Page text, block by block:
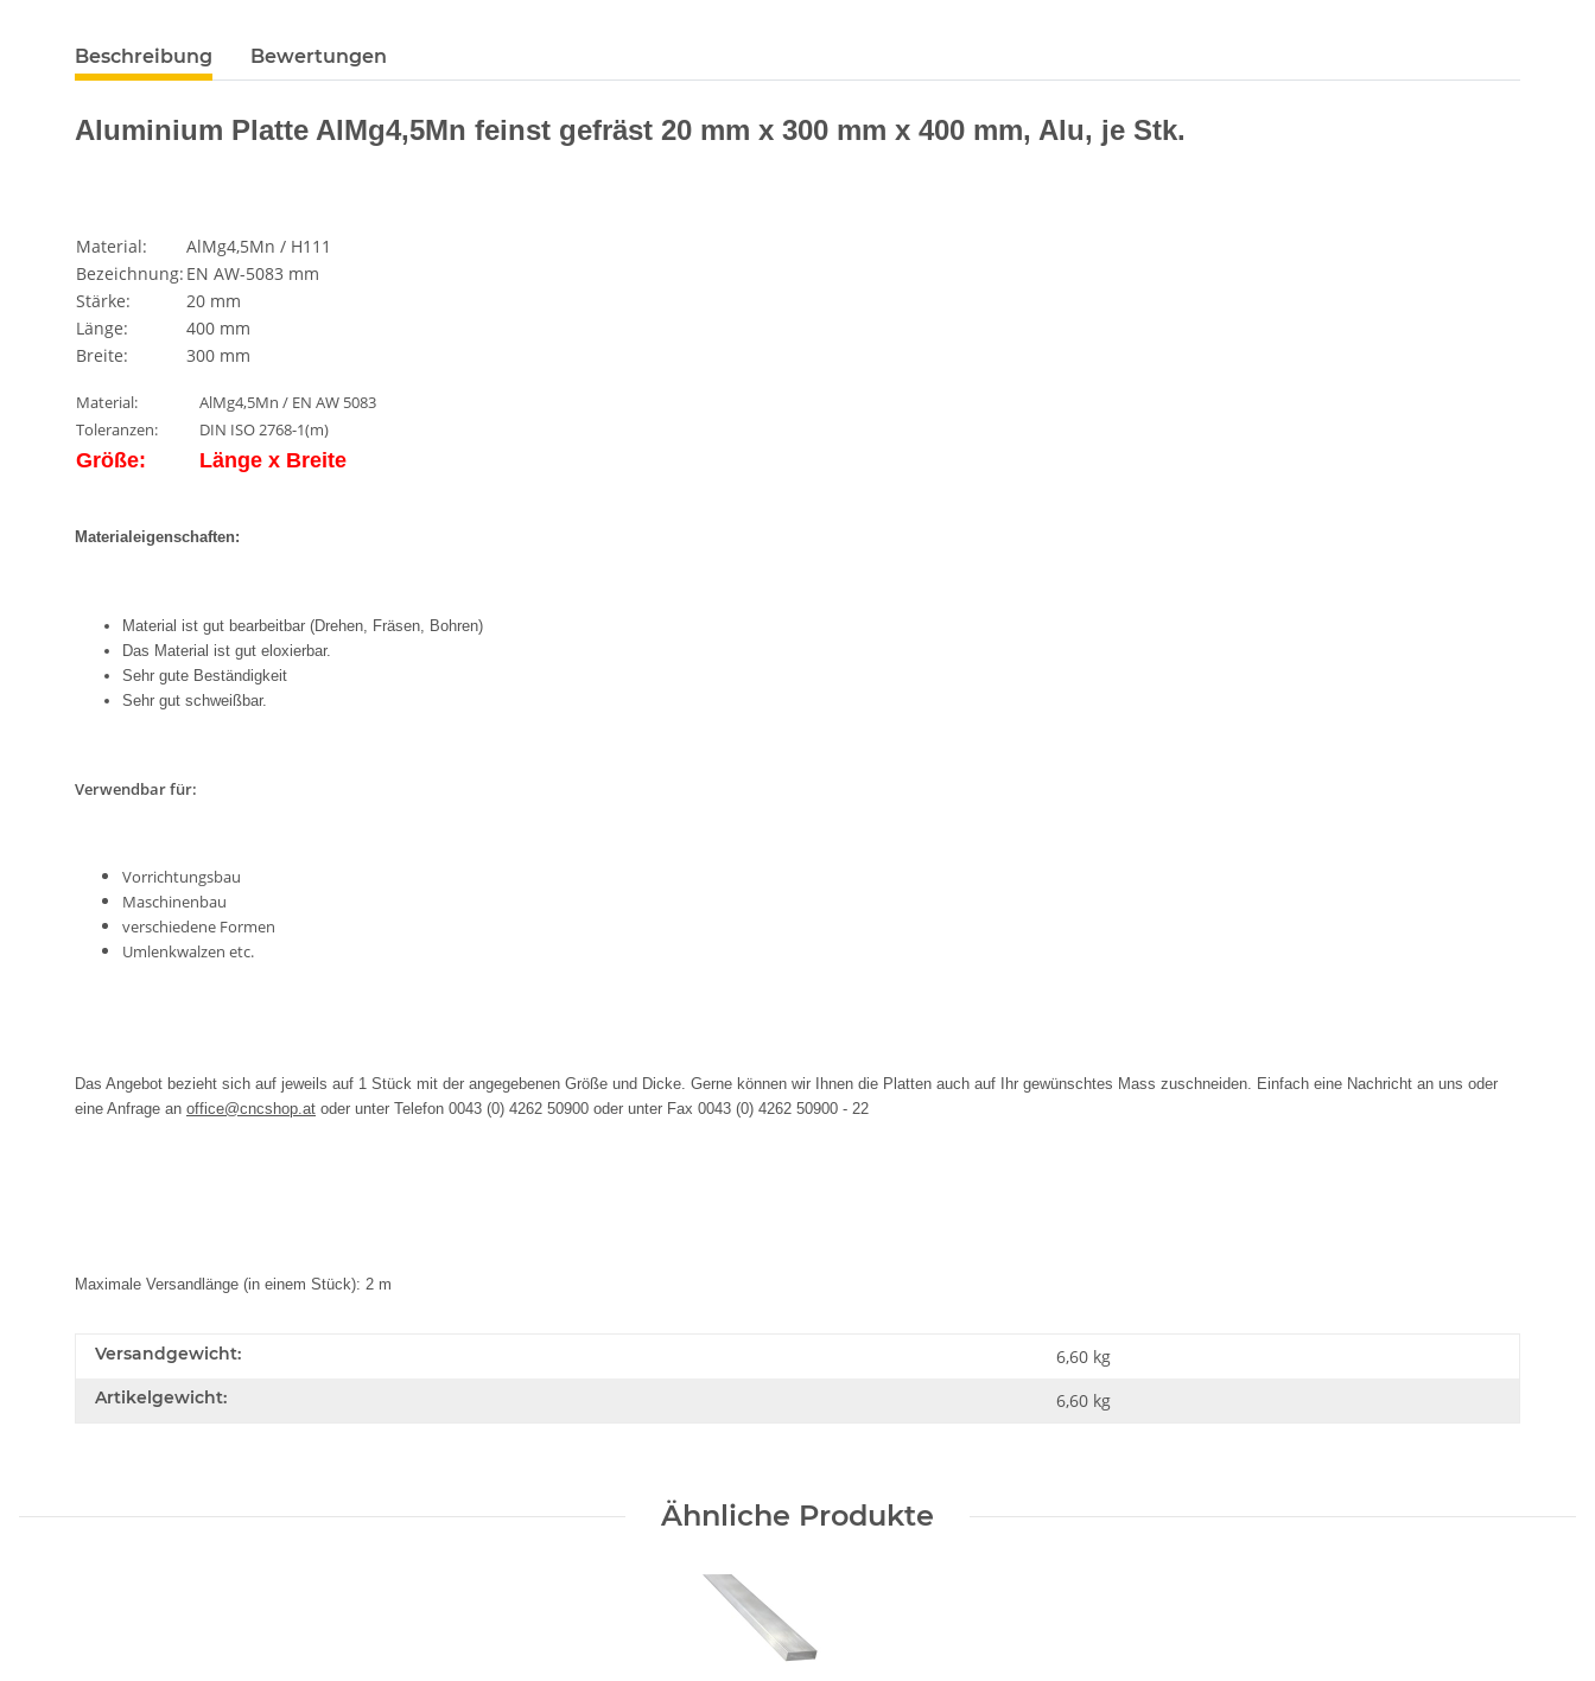
Beschreibung Bewertungen
Aluminium Platte AlMg4,5Mn feinst gefräst 20 mm x 300 mm x 400 mm, Alu, je Stk.
Material:
AlMg4,5Mn / H111
Bezeichnung: EN AW-5083 mm
Stärke:
20 mm
Länge:
400 mm
Breite:
300 mm
Material:
AlMg4,5Mn / EN AW 5083
Toleranzen:
DIN ISO 2768-1(m)
Größe: Länge x Breite
Materialeigenschaften:
Material ist gut bearbeitbar (Drehen, Fräsen, Bohren)
Das Material ist gut eloxierbar.
Sehr gute Beständigkeit
Sehr gut schweißbar.
Verwendbar für:
Vorrichtungsbau
Maschinenbau
verschiedene Formen
Umlenkwalzen etc.
Das Angebot bezieht sich auf jeweils auf 1 Stück mit der angegebenen Größe und Dicke. Gerne können wir Ihnen die Platten auch auf Ihr gewünschtes Mass zuschneiden. Einfach eine Nachricht an uns oder
eine Anfrage an office@cncshop.at oder unter Telefon 0043 (0) 4262 50900 oder unter Fax 0043 (0) 4262 50900 - 22
Maximale Versandlänge (in einem Stück): 2 m
Versandgewicht: 6,60 kg
Artikelgewicht: 6,60 kg
Ähnliche Produkte